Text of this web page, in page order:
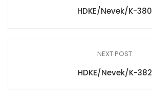
HDKE/Nevek/K-380
NEXT POST
HDKE/Nevek/K-382